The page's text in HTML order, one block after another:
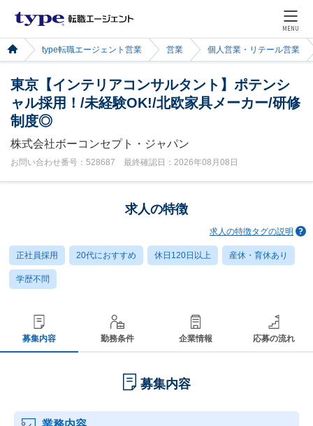
MENU
type転職エージェント営業 営業 個人営業・リテール営業
東京【インテリアコンサルタント】ポテンシ
ャル採用！/未経験OK!/北欧家具メーカー/研修
制度◎
株式会社ボーコンセプト・ジャパン
お問い合わせ番号：528687 最終確認日：2026年08月08日
求人の特徴
求人の特徴タグの説明
正社員採用 20代におすすめ 休日120日以上 産休・育休あり
学歴不問
募集内容 勤務条件 企業情報 応募の流れ
募集内容